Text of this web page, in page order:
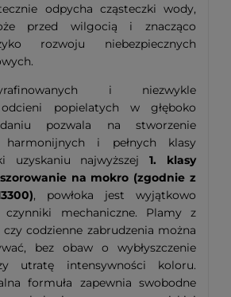
odpycha cząsteczki wody,
przed wilgocią i znacząco
rozwoju niebezpiecznych
i niezwykle
popielatych w głęboko
pozwala na stworzenie
harmonijnych i pełnych klasy
uzyskaniu najwyższej1. klasy
na mokro (zgodnie z
, powłoka jest wyjątkowo
czynniki mechaniczne. Plamy z
czy codzienne zabrudzenia można
bez obaw o wybłyszczenie
utratę intensywności koloru.
formuła zapewnia swobodne